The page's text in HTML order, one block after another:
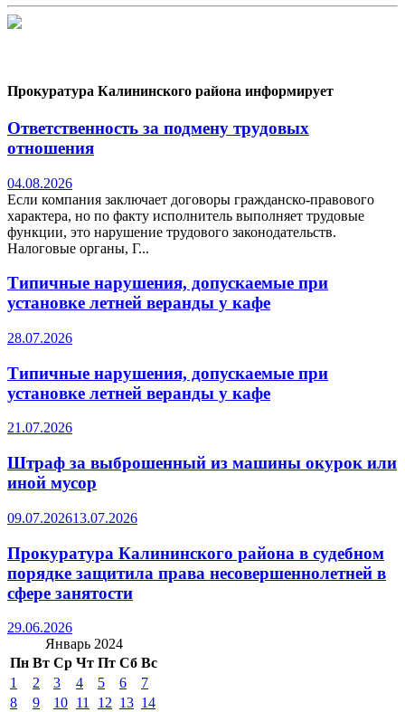
Прокуратура Калининского района информирует
Ответственность за подмену трудовых
отношения
04.08.2026
Если компания заключает договоры гражданско-правового
характера, но по факту исполнитель выполняет трудовые
функции, это нарушение трудового законодательств.
Налоговые органы, Г...
Типичные нарушения, допускаемые при
установке летней веранды у кафе
28.07.2026
Типичные нарушения, допускаемые при
установке летней веранды у кафе
21.07.2026
Штраф за выброшенный из машины окурок или
иной мусор
09.07.202613.07.2026
Прокуратура Калининского района в судебном
порядке защитила права несовершеннолетней в
сфере занятости
29.06.2026
Январь 2024
Пн Вт Ср Чт Пт Сб Вс
1
2 3 4 5 6
7
8
9 10 11 12 13 14